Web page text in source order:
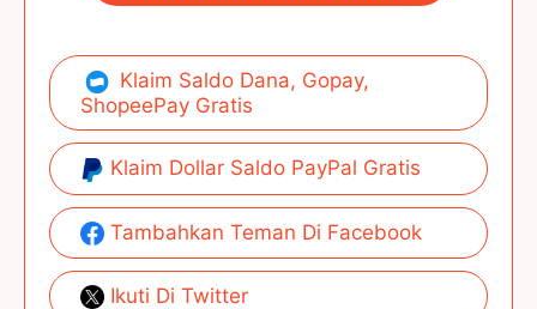
Klaim Saldo Dana, Gopay,
ShopeePay Gratis
Klaim Dollar Saldo PayPal Gratis
Tambahkan Teman Di Facebook
Ikuti Di Twitter